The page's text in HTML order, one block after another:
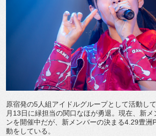
原宿発の5人組アイドルグループとして活動し
月13日に緑担当の関口なほが勇退。現在、新メ
ンを開催中だが、新メンバーの決まる4.29豊洲
動をしている。